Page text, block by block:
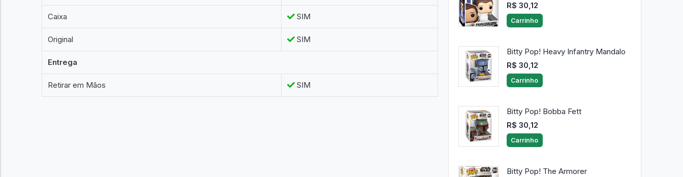
Caixa SIM
Original SIM
Entrega
Retirar em Mãos SIM
R$ 30,12
Carrinho
Bitty Pop! Heavy Infantry Mandalo
R$ 30,12
Carrinho
Bitty Pop! Bobba Fett
R$ 30,12
Carrinho
Bitty Pop! The Armorer